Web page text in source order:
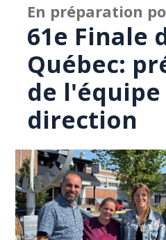
En préparation
61e Finale
Québec:
de l'équipe
direction